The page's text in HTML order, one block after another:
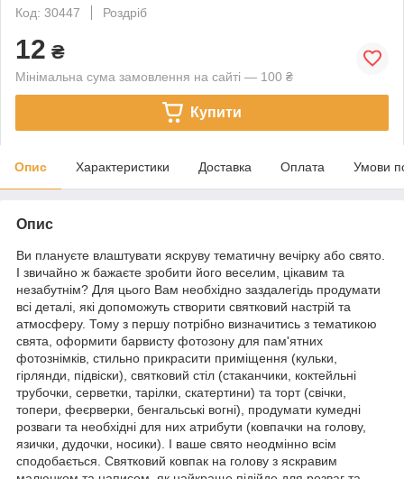
Код: 30447
Роздріб
12 ₴
Мінімальна сума замовлення на сайті — 100 ₴
Купити
Опис Характеристики Доставка Оплата Умови
Опис
Ви плануєте влаштувати яскруву тематичну вечірку або свято.
І звичайно ж бажаєте зробити його веселим, цікавим та
незабутнім? Для цього Вам необхідно заздалегідь продумати
всі деталі, які допоможуть створити святковий настрій та
атмосферу. Тому з першу потрібно визначитись з тематикою
свята, оформити барвисту фотозону для пам'ятних
фотознімків, стильно прикрасити приміщення (кульки,
гірлянди, підвіски), святковий стіл (стаканчики, коктейльні
трубочки, серветки, тарілки, скатертини) та торт (свічки,
топери, феєрверки, бенгальські вогні), продумати кумедні
розваги та необхідні для них атрибути (ковпачки на голову,
язички, дудочки, носики). І ваше свято неодмінно всім
сподобається. Святковий ковпак на голову з яскравим